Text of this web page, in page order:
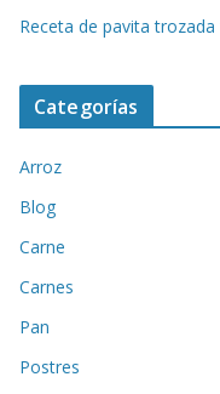
Receta de pavita
Categorías
Arroz
Blog
Carne
Carnes
Pan
Postres